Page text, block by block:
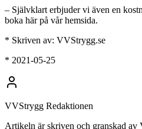
– Självklart erbjuder vi även en
boka här på vår hemsida.
* Skriven av: VVStrygg.se
* 2021-05-25
VVStrygg Redaktionen
Artikeln är skriven och granskad av